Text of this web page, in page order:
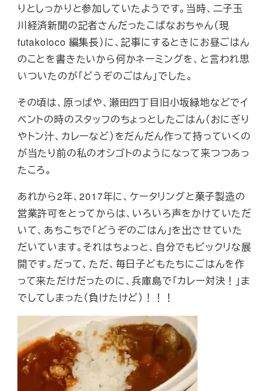
りとしっかりと参加していたようです。当時、二子玉
川経済新聞の記者さんだったこばなおちゃん（現
futakoloco 編集長）に、記事にするときにお昼ごはん
のことを書きたいから何かネーミングを、と言われ思
いついたのが「どうぞのごはん」でした。
その頃は、原っぱや、瀬田四丁目旧小坂緑地などでイ
ベントの時のスタッフのちょっとしたごはん（おにぎり
やトン汁、カレーなど）をだんだん作って持っていくの
が当たり前の私のオシゴトのようになって来つつあっ
たころ。
あれから2年、2017年に、ケータリングと菓子製造の
営業許可をとってからは、いろいろ声をかけていただ
いて、あちこちで「どうぞのごはん」を出させていた
だいています。それはちょっと、自分でもビックリな展
開です。だって、ただ、毎日子どもたちにごはんを作
って来ただけだったのに、兵庫島で「カレー対決！」ま
でしてしまった（負けたけど）！！！